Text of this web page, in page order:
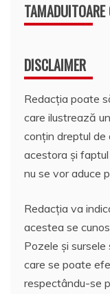
TAMADUITOARE
DISCLAIMER
Redacția poate
care ilustrează
conțin dreptul de
acestora și
nu se vor aduce
Redacția va
acestea se
Pozele și
care se poate
respectându-se